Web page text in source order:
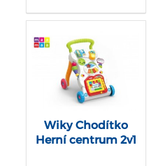
Wiky Chodítko
Herní centrum 2v1